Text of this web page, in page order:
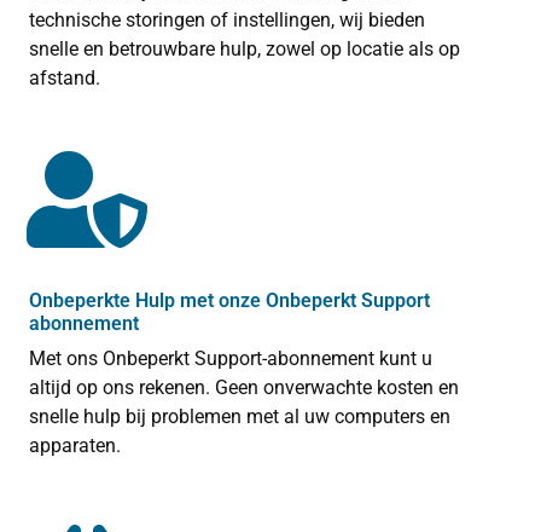
technische storingen of instellingen, wij bieden
snelle en betrouwbare hulp, zowel op locatie als op
afstand.
Onbeperkte Hulp met onze Onbeperkt Support
abonnement
Met ons Onbeperkt Support-abonnement kunt u
altijd op ons rekenen. Geen onverwachte kosten en
snelle hulp bij problemen met al uw computers en
apparaten.